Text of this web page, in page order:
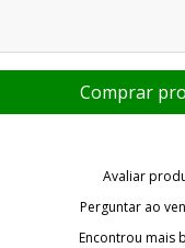
Avaliar
Perguntar ao
Encontrou mais